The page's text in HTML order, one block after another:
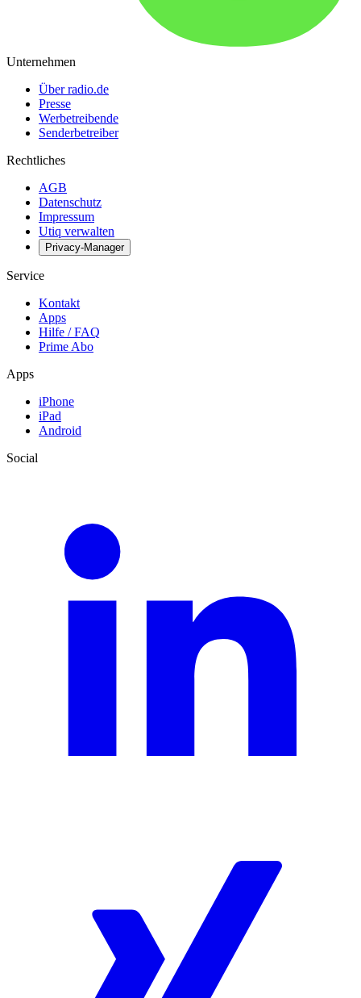
Unternehmen
Über radio.de
Presse
Werbetreibende
Senderbetreiber
Rechtliches
AGB
Datenschutz
Impressum
Utiq verwalten
Privacy-Manager
Service
Kontakt
Apps
Hilfe / FAQ
Prime Abo
Apps
iPhone
iPad
Android
Social